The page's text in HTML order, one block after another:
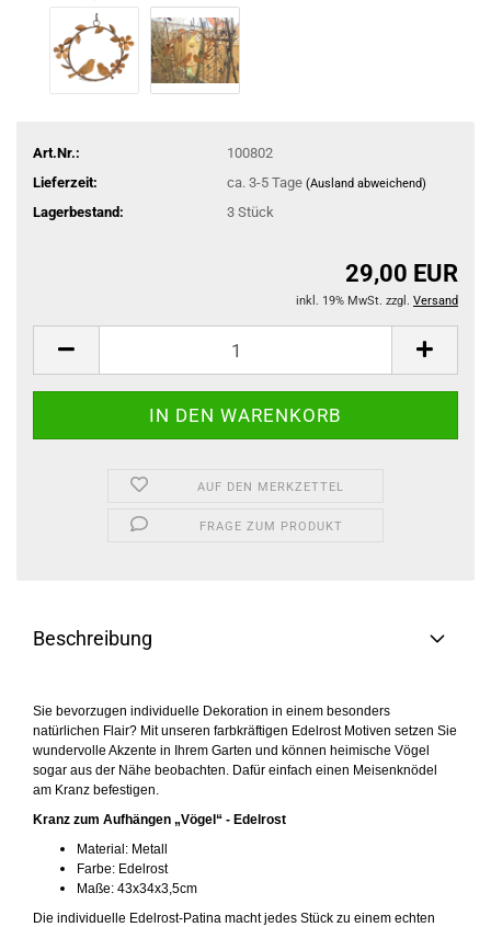
Art.Nr.:
100802
Lieferzeit:
ca. 3-5 Tage (Ausland abweichend)
Lagerbestand: 3 Stück
29,00 EUR
inkl. 19% MwSt. zzgl. Versand
AUF DEN MERKZETTEL
FRAGE ZUM PRODUKT
Beschreibung
Sie bevorzugen individuelle Dekoration in einem besonders
natürlichen Flair? Mit unseren farbkräftigen Edelrost Motiven setzen Sie
wundervolle Akzente in Ihrem Garten und können heimische Vögel
sogar aus der Nähe beobachten. Dafür einfach einen Meisenknödel
am Kranz befestigen.
Kranz zum Aufhängen „Vögel“ - Edelrost
Material: Metall
Farbe: Edelrost
Maße: 43x34x3,5cm
Die individuelle Edelrost-Patina macht jedes Stück zu einem echten